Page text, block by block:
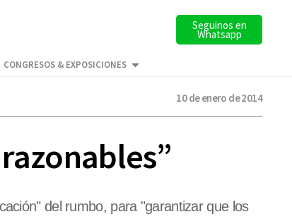
Seguinos en
Whatsapp
CONGRESOS & EXPOSICIONES
10 de enero de 2014
del rumbo, para "garantizar que los